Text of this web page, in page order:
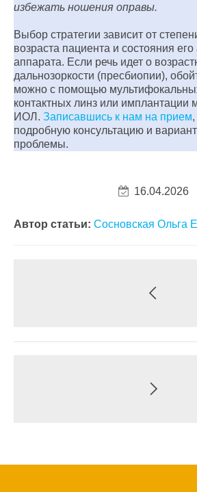
избежать ношения оправы.
Выбор стратегии зависит от
возраста пациента и состояния
аппарата. Если речь идет о
дальнозоркости (пресбиопии),
можно с помощью
контактных линз или имплантации
ИОЛ. Записавшись к нам на прием
подробную консультацию и
проблемы.
16.04.2026
Автор статьи: Сосновская Ольга